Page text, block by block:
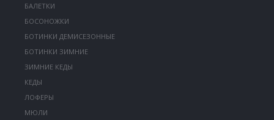
БАЛЕТКИ
БОСОНОЖКИ
БОТИНКИ ДЕМИСЕЗОННЫЕ
БОТИНКИ ЗИМНИЕ
ЗИМНИЕ КЕДЫ
КЕДЫ
ЛОФЕРЫ
МЮЛИ